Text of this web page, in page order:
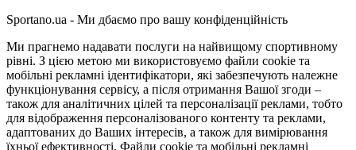
Sportano.ua - Ми дбаємо про вашу конфіденційність
Ми прагнемо надавати послуги на найвищому спортивному
рівні. З цією метою ми використовуємо файли cookie та
мобільні рекламні ідентифікатори, які забезпечують належне
функціонування сервісу, а після отримання Вашої згоди –
також для аналітичних цілей та персоналізації реклами, тобто
для відображення персоналізованого контенту та реклами,
адаптованих до Ваших інтересів, а також для вимірювання
їхньої ефективності. Файли cookie та мобільні рекламні